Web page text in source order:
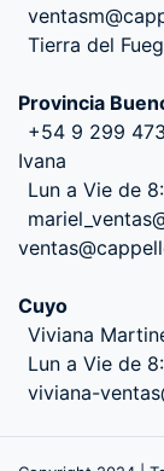
Tierra del
Provincia
+54 9 299
Ivana
Lun a Vie de
Cuyo
Viviana
Lun a Vie de
viviana-